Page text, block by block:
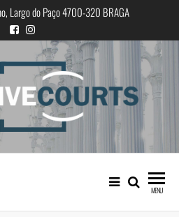
Largo do Paço 4700-320 BRAGA
Igualdade e diferença cultural na
prática judicial portuguesa
MENU